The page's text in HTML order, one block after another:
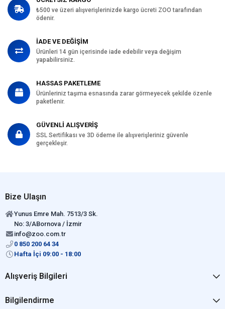
₺500 ve üzeri alışverişlerinizde kargo ücreti ZOO tarafından
ödenir.
İADE VE DEĞİŞİM
Ürünleri 14 gün içerisinde iade edebilir veya değişim
yapabilirsiniz.
HASSAS PAKETLEME
Ürünleriniz taşıma esnasında zarar görmeyecek şekilde özenle
paketlenir.
GÜVENLİ ALIŞVERİŞ
SSL Sertifikası ve 3D ödeme ile alışverişleriniz güvenle
gerçekleşir.
Bize Ulaşın
Yunus Emre Mah. 7513/3 Sk.
No: 3/ABornova / İzmir
info@zoo.com.tr
0 850 200 64 34
Hafta İçi 09:00 - 18:00
Alışveriş Bilgileri
Bilgilendirme